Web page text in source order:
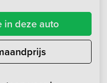
in deze auto